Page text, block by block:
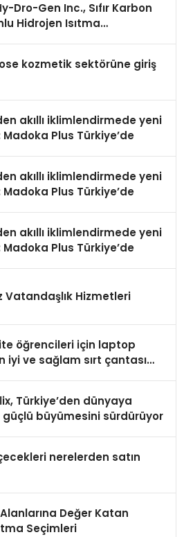
Dro-Gen Inc., Sıfır Karbon
Hidrojen Isıtma
kozmetik sektörüne giriş
akıllı iklimlendirmede yeni
Plus Türkiye’de
akıllı iklimlendirmede yeni
Plus Türkiye’de
akıllı iklimlendirmede yeni
Plus Türkiye’de
Vatandaşlık Hizmetleri
öğrencileri için laptop
iyi ve sağlam sırt çantası
Türkiye’den dünyaya
güçlü büyümesini sürdürüyor
nerelerden satın
Değer Katan
Seçimleri